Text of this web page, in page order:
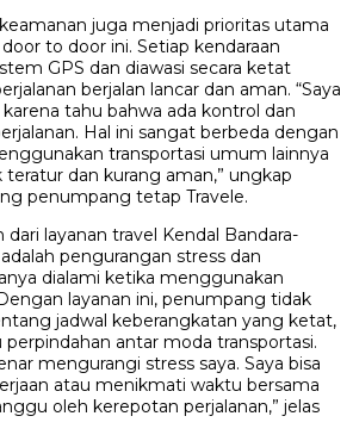
juga menjadi prioritas utama
to door ini. Setiap kendaraan
GPS dan diawasi secara ketat
berjalan lancar dan aman. “Saya
tahu bahwa ada kontrol dan
Hal ini sangat berbeda dengan
transportasi umum lainnya
dan kurang aman,” ungkap
penumpang tetap Travele.
layanan travel Kendal Bandara-
pengurangan stress dan
dialami ketika menggunakan
layanan ini, penumpang tidak
jadwal keberangkatan yang ketat,
perpindahan antar moda transportasi.
mengurangi stress saya. Saya bisa
atau menikmati waktu bersama
oleh kerepotan perjalanan,” jelas